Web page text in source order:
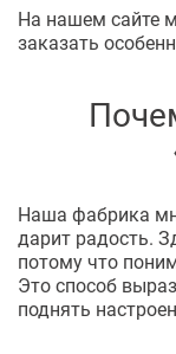
На нашем сайте
заказать
Наша фабрика
дарит радость.
потому что
Это способ
поднять